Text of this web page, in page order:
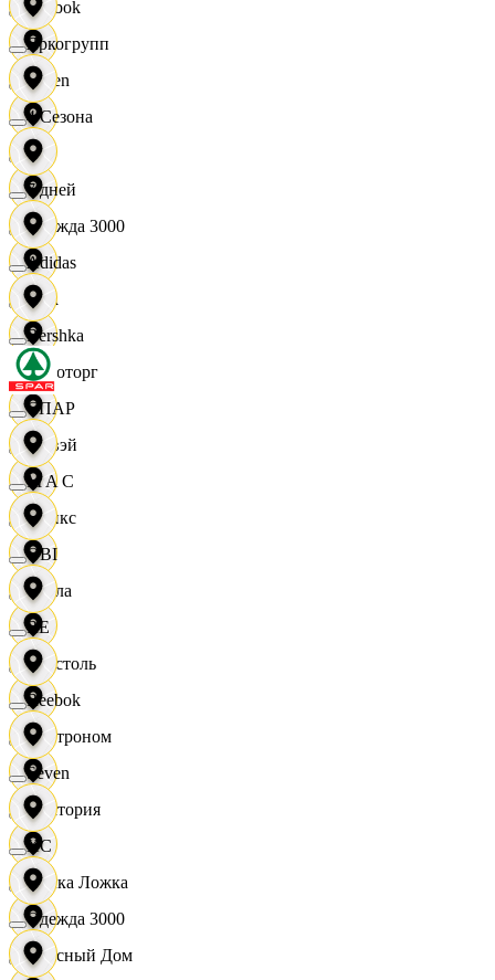
Reebok
Seven
XC
Одежда 3000
Zara
Агроторг
Амвэй
Аникс
Билла
Бристоль
Быстроном
Виктория
Вилка Ложка
Вкусный Дом
Яркогрупп
4 Сезона
7 дней
Adidas
Bershka
СПАР
M A C
OBI
RE
Reebok
Seven
XC
Одежда 3000